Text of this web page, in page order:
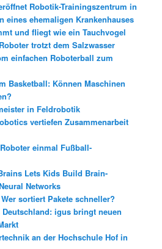
Robotik-Trainingszentrum in
eines ehemaligen Krankenhauses
und fliegt wie ein Tauchvogel
trotzt dem Salzwasser
einfachen Roboterball zum
Basketball: Können Maschinen
in Feldrobotik
vertiefen Zusammenarbeit
einmal Fußball-
Lets Kids Build Brain-
Networks
sortiert Pakete schneller?
igus bringt neuen
an der Hochschule Hof in